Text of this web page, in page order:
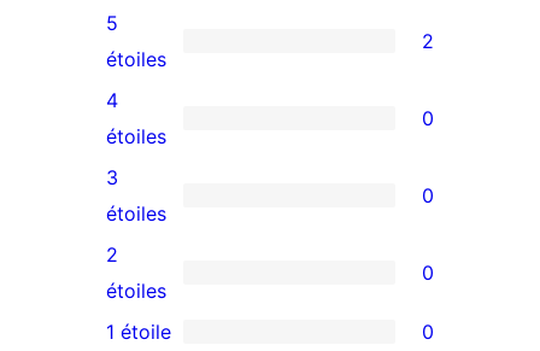
2
avis
à
5
étoiles
5
étoiles
2
0
avis
à
4
étoile
4
étoiles
0
0
avis
à
3
3
étoiles
0
0
avis
2
étoiles
0
1 étoile 0